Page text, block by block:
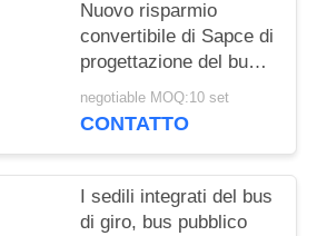
Nuovo risparmio
convertibile di Sapce di
progettazione del bus
turistico di stato unico
di Seat
negotiable MOQ:10 set
CONTATTO
I sedili integrati del bus
di giro, bus pubblico